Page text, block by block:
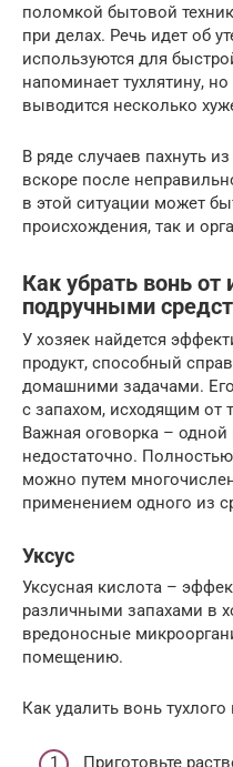
поломкой бытовой
при делах. Речь идет об
используются для
напоминает тухлятину,
выводится несколько
В ряде случаев пахнуть
вскоре после
в этой ситуации может
происхождения, так и
Как убрать вонь от
подручными
У хозяек найдется
продукт, способный
домашними задачами.
с запахом, исходящим от
Важная оговорка –
недостаточно.
можно путем
применением одного из
Уксус
Уксусная кислота –
различными запахами в
вредоносные
помещению.
Как удалить вонь тухлого
Приготовьте